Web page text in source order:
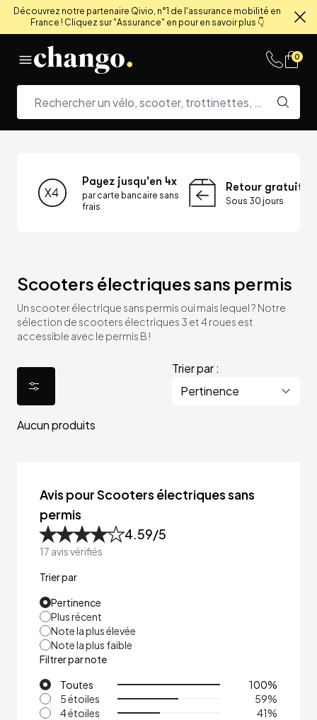
Découvrez notre partenaire Qivio, n°1 de l'assurance mobilité en
France ! Cliquez sur "Assurance" en pour en savoir plus 👇
0
Payez jusqu'en 4x
par carte bancaire sans
frais
Retour gratuit
Sous 30 jours
Scooters électriques sans permis
Un scooter électrique sans permis oui mais lequel ? Notre
sélection de scooters électriques 3 et 4 roues est
accessible avec le permis B !
Trier par :
Aucun produits
Avis pour Scooters électriques sans
permis
4.59/5
17 avis vérifiés
Trier par
Pertinence
Plus récent
Note la plus élevée
Note la plus faible
Filtrer par note
Toutes
100%
5 étoiles
59%
4 étoiles
41%